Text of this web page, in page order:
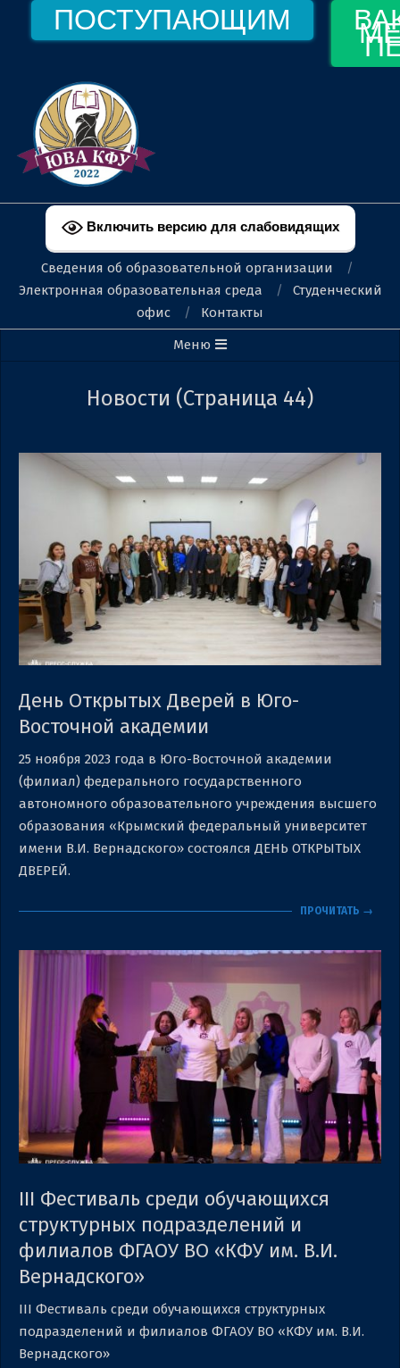
ПОСТУПАЮЩИМ
ФЕОДОСИЙСКИЙ
ФИЛИАЛ
КФУ
ИМ.
В.И.
ВЕРНАДСКОГО
Включить версию для слабовидящих
Сведения об образовательной организации
Электронная образовательная среда
Студенческий
офис
Контакты
Меню
Новости (Страница 44)
День Открытых Дверей в Юго-
Восточной академии
11-
25 ноября 2023 года в Юго-Восточной академии
(филиал) федерального государственного
автономного образовательного учреждения высшего
образования «Крымский федеральный университет
имени В.И. Вернадского» состоялся ДЕНЬ ОТКРЫТЫХ
ДВЕРЕЙ.
ПРОЧИТАТЬ →
III Фестиваль среди обучающихся
структурных подразделений и
филиалов ФГАОУ ВО «КФУ им. В.И.
Вернадского»
III Фестиваль среди обучающихся структурных
подразделений и филиалов ФГАОУ ВО «КФУ им. В.И.
Вернадского»